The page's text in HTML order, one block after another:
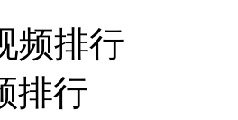
频排行
排行